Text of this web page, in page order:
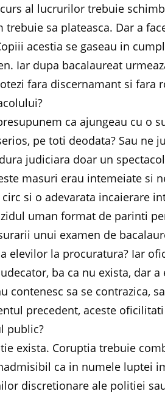
al lucrurilor trebuie
trebuie sa plateasca. Dar a
acestia se gaseau in
Iar dupa bacalaureat
fara discernamant si fara
ca ajungeau cu o
pe toti deodata? Sau ne
judiciara doar un
masuri erau intemeiate si
si o adevarata incaierare
uman format de parinti
unui examen de
elevilor la procuratura? Iar
ba ca nu exista, dar
contenesc sa se contrazica,
precedent, aceste
public?
exista. Coruptia trebuie
ca in numele luptei
discretionare ale politiei